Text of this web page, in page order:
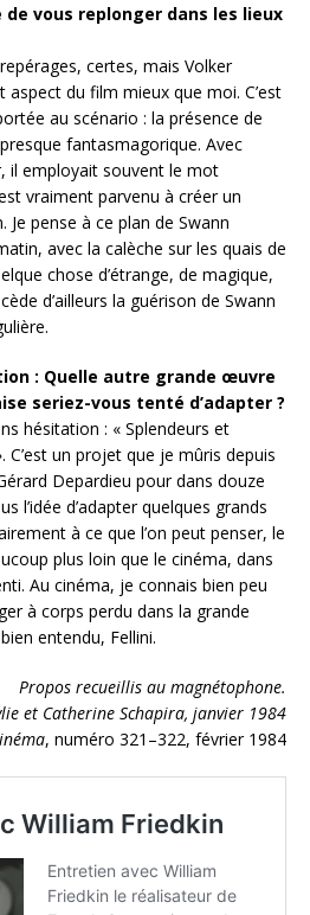
de vous replonger dans les lieux
certes, mais Volker
du film mieux que moi. C’est
au scénario : la présence de
fantasmagorique. Avec
il employait souvent le mot
vraiment parvenu à créer un
pense à ce plan de Swann
avec la calèche sur les quais de
chose d’étrange, de magique,
d’ailleurs la guérison de Swann
: Quelle autre grande œuvre
seriez-vous tenté d’adapter ?
hésitation : « Splendeurs et
C’est un projet que je mûris depuis
Depardieu pour dans douze
l’idée d’adapter quelques grands
à ce que l’on peut penser, le
plus loin que le cinéma, dans
Au cinéma, je connais bien peu
à corps perdu dans la grande
entendu, Fellini.
Propos recueillis au magnétophone.
et Catherine Schapira, janvier 1984
, numéro 321–322, février 1984